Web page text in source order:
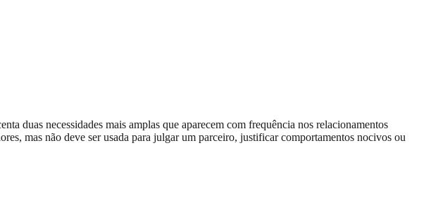
duas necessidades mais amplas que aparecem com frequência nos relacionamentos
mas não deve ser usada para julgar um parceiro, justificar comportamentos nocivos ou